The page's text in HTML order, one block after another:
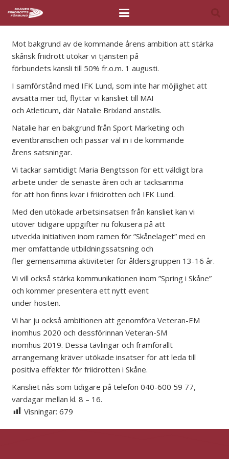
Mot bakgrund av de kommande årens ambition att stärka
skånsk friidrott utökar vi tjänsten på
förbundets kansli till 50% fr.o.m. 1 augusti.
I samförstånd med IFK Lund, som inte har möjlighet att
avsätta mer tid, flyttar vi kansliet till MAI
och Atleticum, där Natalie Brixland anställs.
Natalie har en bakgrund från Sport Marketing och
eventbranschen och passar väl in i de kommande
årens satsningar.
Vi tackar samtidigt Maria Bengtsson för ett väldigt bra
arbete under de senaste åren och är tacksamma
för att hon finns kvar i friidrotten och IFK Lund.
Med den utökade arbetsinsatsen från kansliet kan vi
utöver tidigare uppgifter nu fokusera på att
utveckla initiativen inom ramen för ”Skånelaget” med en
mer omfattande utbildningssatsning och
fler gemensamma aktiviteter för åldersgruppen 13-16 år.
Vi vill också stärka kommunikationen inom ”Spring i Skåne”
och kommer presentera ett nytt event
under hösten.
Vi har ju också ambitionen att genomföra Veteran-EM
inomhus 2020 och dessförinnan Veteran-SM
inomhus 2019. Dessa tävlingar och framförallt
arrangemang kräver utökade insatser för att leda till
positiva effekter för friidrotten i Skåne.
Kansliet nås som tidigare på telefon 040-600 59 77,
vardagar mellan kl. 8 – 16.
Visningar: 679